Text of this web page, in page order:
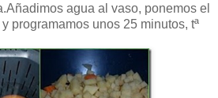
agua al vaso, ponemos el
programamos unos 25 minutos, tª